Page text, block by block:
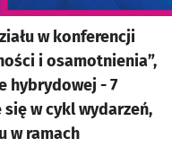
w konferencji
i osamotnienia”,
hybrydowej - 7
w cykl wydarzeń,
w ramach